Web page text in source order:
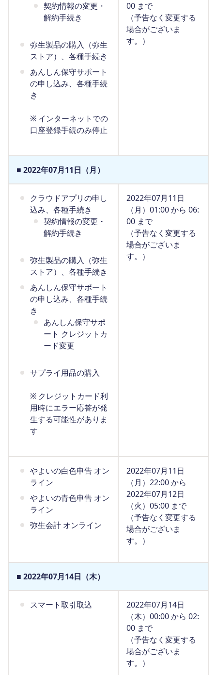
契約情報の変更・
解約手続き
弥生製品の購入（弥生
ストア）、各種手続き
あんしん保守サポート
の申し込み、各種手続
き
※ インターネットでの
口座登録手続のみ停止
00 まで
（予告なく変更する
場合がございま
す。）
■ 2022年07月11日（月）
クラウドアプリの申し
込み、各種手続き
契約情報の変更・
解約手続き
弥生製品の購入（弥生
ストア）、各種手続き
あんしん保守サポート
の申し込み、各種手続
き
あんしん保守サポ
ート クレジットカ
ード変更
サプライ用品の購入
※ クレジットカード利
用時にエラー応答が発
生する可能性がありま
す
2022年07月11日
（月）01:00 から 06:
00 まで
（予告なく変更する
場合がございま
す。）
やよいの白色申告 オン
ライン
やよいの青色申告 オン
ライン
弥生会計 オンライン
2022年07月11日
（月）22:00 から
2022年07月12日
（火）05:00 まで
（予告なく変更する
場合がございま
す。）
■ 2022年07月14日（木）
スマート取引取込
2022年07月14日
（木）00:00 から 02:
00 まで
（予告なく変更する
場合がございま
す。）